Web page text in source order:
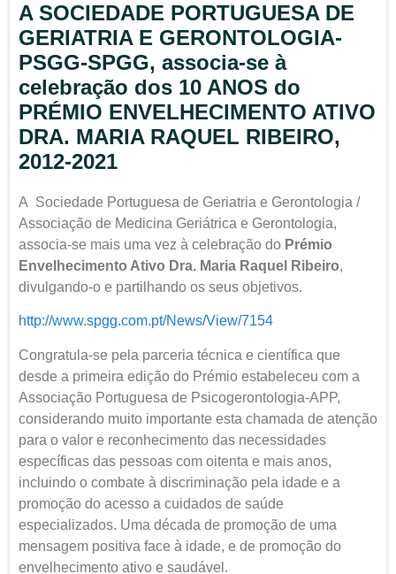
A SOCIEDADE PORTUGUESA DE
GERIATRIA E GERONTOLOGIA-
PSGG-SPGG, associa-se à
celebração dos 10 ANOS do
PRÉMIO ENVELHECIMENTO ATIVO
DRA. MARIA RAQUEL RIBEIRO,
2012-2021
A Sociedade Portuguesa de Geriatria e Gerontologia /
Associação de Medicina Geriátrica e Gerontologia,
associa-se mais uma vez à celebração do Prémio
Envelhecimento Ativo Dra. Maria Raquel Ribeiro,
divulgando-o e partilhando os seus objetivos.
http://www.spgg.com.pt/News/View/7154
Congratula-se pela parceria técnica e científica que
desde a primeira edição do Prémio estabeleceu com a
Associação Portuguesa de Psicogerontologia-APP,
considerando muito importante esta chamada de atenção
para o valor e reconhecimento das necessidades
específicas das pessoas com oitenta e mais anos,
incluindo o combate à discriminação pela idade e a
promoção do acesso a cuidados de saúde
especializados. Uma década de promoção de uma
mensagem positiva face à idade, e de promoção do
envelhecimento ativo e saudável.